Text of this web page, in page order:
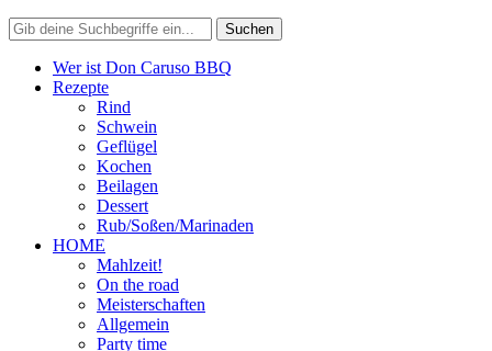
Wer ist Don Caruso BBQ
Rezepte
Rind
Schwein
Geflügel
Kochen
Beilagen
Dessert
Rub/Soßen/Marinaden
HOME
Mahlzeit!
On the road
Meisterschaften
Allgemein
Party time